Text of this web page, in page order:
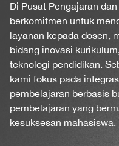
Di Pusat Pengajaran
berkomitmen untuk
layanan kepada dosen,
bidang inovasi
teknologi pendidikan.
kami fokus pada
pembelajaran berbasis
pembelajaran yang
kesuksesan mahasiswa.